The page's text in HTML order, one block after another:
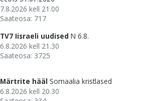
7.8.2026 kell 21.00
Saateosa: 717
TV7 Iisraeli uudised N 6.8.
6.8.2026 kell 21.30
Saateosa: 3725
Märtrite hääl Somaalia kristlased
6.8.2026 kell 20.30